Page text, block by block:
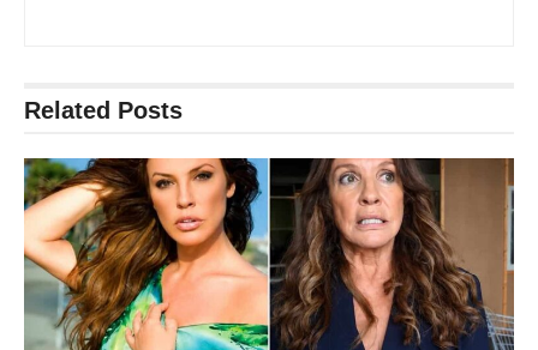
Related Posts